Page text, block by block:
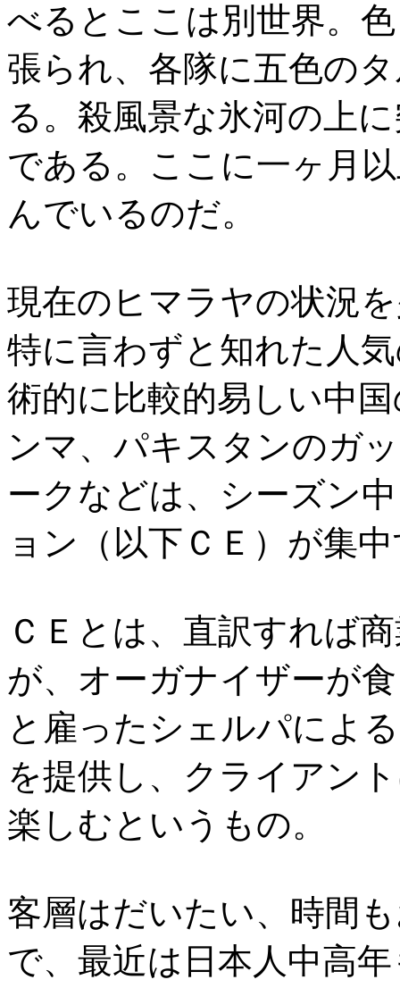
べるとここは別世界。
張られ、各隊に五色の
る。殺風景な氷河の上
である。ここに一ヶ月
んでいるのだ。
現在のヒマラヤの状況
特に言わずと知れた人
術的に比較的易しい中
ンマ、パキスタンのガ
ークなどは、シーズン
ョン（以下ＣＥ）が集
ＣＥとは、直訳すれば
が、オーガナイザーが
と雇ったシェルパによ
を提供し、クライアン
楽しむというもの。
客層はだいたい、時間
で、最近は日本人中高